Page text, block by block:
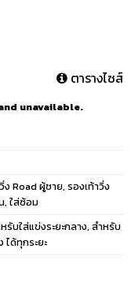
ตารางไซส์
unavailable.
ง Road ผู้ชาย, รองเท้าวิ่ง
, ใส่ซ้อม
รับใส่แข่งระยะกลาง, สำหรับ
ได้ทุกระยะ